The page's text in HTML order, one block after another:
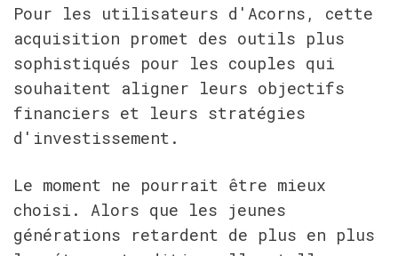
Pour les utilisateurs d'Acorns, cette
acquisition promet des outils plus
sophistiqués pour les couples qui
souhaitent aligner leurs objectifs
financiers et leurs stratégies
d'investissement.
Le moment ne pourrait être mieux
choisi. Alors que les jeunes
générations retardent de plus en plus